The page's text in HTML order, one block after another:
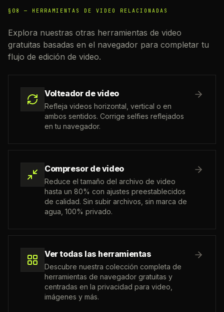
§08 — HERRAMIENTAS DE VIDEO RELACIONADAS
Explora nuestras otras herramientas de video
gratuitas basadas en el navegador para completar tu
flujo de edición de video.
Volteador de video
Refleja videos horizontal, vertical o en
ambos sentidos. Corrige selfies reflejados
en tu navegador.
Compresor de video
Reduce el tamaño del archivo de video
hasta un 80% con ajustes preestablecidos
de calidad. Sin subir archivos, sin marca de
agua, 100% privado.
Ver todas las herramientas
Descubre nuestra colección completa de
herramientas de navegador gratuitas y
centradas en la privacidad para video,
imágenes y más.